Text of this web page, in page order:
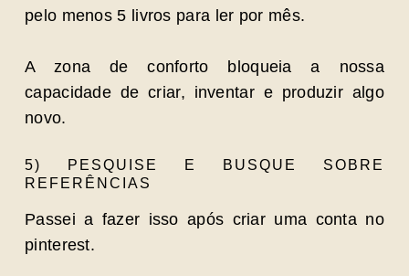
pelo menos 5 livros para ler por mês.
A zona de conforto bloqueia a nossa
capacidade de criar, inventar e produzir algo
novo.
5) PESQUISE E BUSQUE SOBRE
REFERÊNCIAS
Passei a fazer isso após criar uma conta no
pinterest.